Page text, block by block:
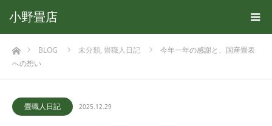
小野畳店
ホームBLOG 未分類, 畳職人日記
今年一年の感謝と、国産畳表
への想い
畳職人日記 2025.12.29